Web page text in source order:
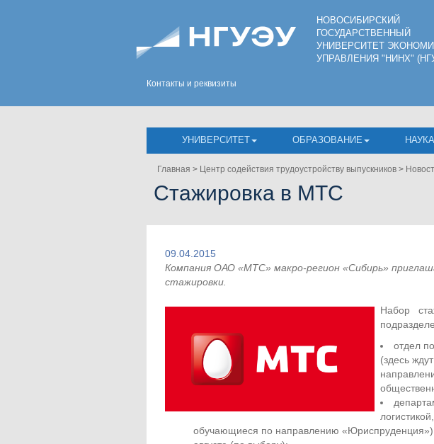
Контакты и реквизиты
НОВОСИБИРСКИЙ
ГОСУДАРСТВЕННЫЙ
УНИВЕРСИТЕТ
УПРАВЛЕНИЯ "НИНХ"
УНИВЕРСИТЕТ ОБРАЗОВАНИЕ НАУКА
Главная > Центр содействия трудоустройству выпускников >
Стажировка в МТС
09.04.2015
Компания ОАО «МТС» макро-регион «Сибирь»
стажировки.
Набор
отдел
(здесь
обучающиеся по направлению «Юриспруденция»)